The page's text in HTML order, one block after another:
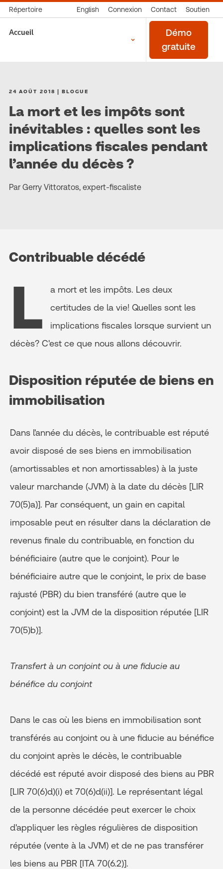
Répertoire English Connexion Contact Soutien
Accueil
Démo
gratuite
24 AOÛT 2018 | BLOGUE
La mort et les impôts sont
inévitables : quelles sont les
implications fiscales pendant
l’année du décès ?
Par Gerry Vittoratos, expert-fiscaliste
Contribuable décédé
L
a mort et les impôts. Les deux
certitudes de la vie! Quelles sont les
implications fiscales lorsque survient un
décès? C'est ce que nous allons découvrir.
Disposition réputée de biens en
immobilisation
Dans l'année du décès, le contribuable est réputé
avoir disposé de ses biens en immobilisation
(amortissables et non amortissables) à la juste
valeur marchande (JVM) à la date du décès [LIR
70(5)a)]. Par conséquent, un gain en capital
imposable peut en résulter dans la déclaration de
revenus finale du contribuable, en fonction du
bénéficiaire (autre que le conjoint). Pour le
bénéficiaire autre que le conjoint, le prix de base
rajusté (PBR) du bien transféré (autre que le
conjoint) est la JVM de la disposition réputée [LIR
70(5)b)].
Transfert à un conjoint ou à une fiducie au
bénéfice du conjoint
Dans le cas où les biens en immobilisation sont
transférés au conjoint ou à une fiducie au bénéfice
du conjoint après le décès, le contribuable
décédé est réputé avoir disposé des biens au PBR
[LIR 70(6)d)(i) et 70(6)d(ii)]. Le représentant légal
de la personne décédée peut exercer le choix
d'appliquer les règles régulières de disposition
réputée (vente à la JVM) et de ne pas transférer
les biens au PBR [ITA 70(6.2)].